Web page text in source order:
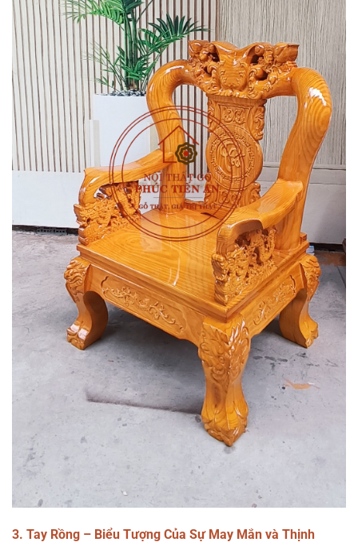
3. Tay Rồng – Biểu Tượng Của Sự May Mắn và Thịnh